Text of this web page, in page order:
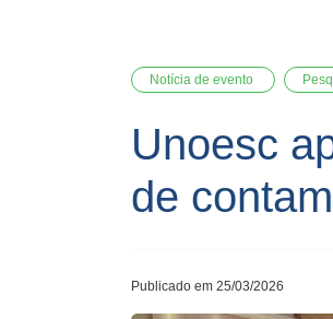
Notícia de evento
Unoesc
de
Publicado em 25/03/2026